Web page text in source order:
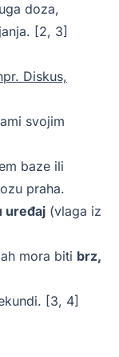
doza,
[2, 3]
Diskus,
svojim
baze ili
praha.
uređaj (vlaga iz
mora biti brz,
[3, 4]